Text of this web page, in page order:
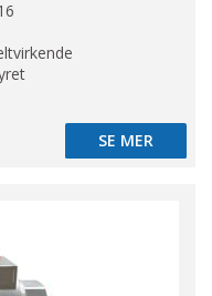
SE MER
SE MER